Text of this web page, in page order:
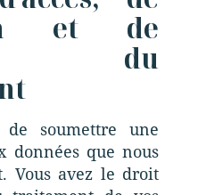
et de
du
soumettre une
données que nous
Vous avez le droit